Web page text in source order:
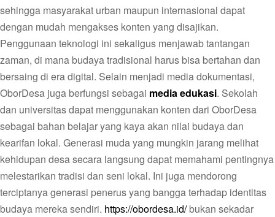
sehingga masyarakat urban maupun internasional dapat
dengan mudah mengakses konten yang disajikan.
Penggunaan teknologi ini sekaligus menjawab tantangan
zaman, di mana budaya tradisional harus bisa bertahan dan
bersaing di era digital. Selain menjadi media dokumentasi,
OborDesa juga berfungsi sebagai media edukasi. Sekolah
dan universitas dapat menggunakan konten dari OborDesa
sebagai bahan belajar yang kaya akan nilai budaya dan
kearifan lokal. Generasi muda yang mungkin jarang melihat
kehidupan desa secara langsung dapat memahami pentingnya
melestarikan tradisi dan seni lokal. Ini juga mendorong
terciptanya generasi penerus yang bangga terhadap identitas
budaya mereka sendiri. https://obordesa.id/bukan sekadar